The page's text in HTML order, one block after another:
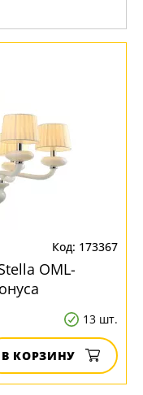
173367
OML-
13 шт.
В КОРЗИНУ